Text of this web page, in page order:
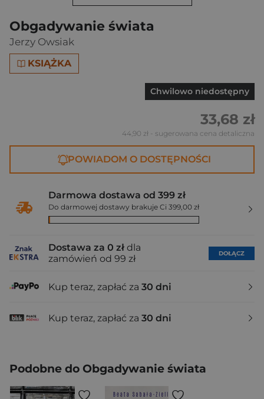
Obgadywanie świata
Jerzy Owsiak
KSIĄŻKA
Chwilowo niedostępny
33,68 zł
44,90 zł - sugerowana cena detaliczna
POWIADOM O DOSTĘPNOŚCI
Darmowa dostawa od 399 zł
Do darmowej dostawy brakuje Ci 399,00 zł
Dostawa za 0 zł dla
zamówień od 99 zł
DOŁĄCZ
Kup teraz, zapłać za 30 dni
Kup teraz, zapłać za 30 dni
Podobne do Obgadywanie świata